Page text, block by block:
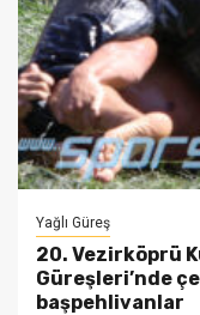
Yağlı Güreş
20. Vezirköprü
Güreşleri’nde
başpehlivanlar